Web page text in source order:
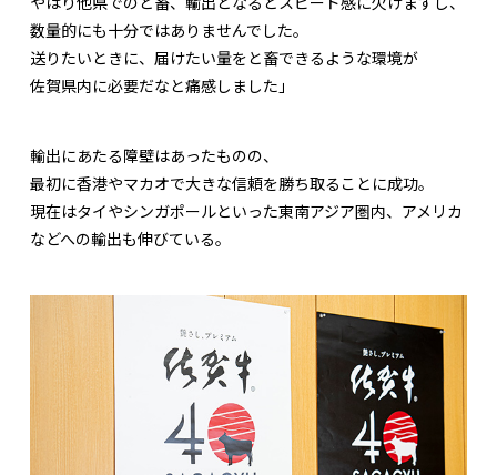
数量的にも十分ではありませんでした。
送りたいときに、届けたい量をと畜できるような環境が
佐賀県内に必要だなと痛感しました」
輸出にあたる障壁はあったものの、
最初に香港やマカオで大きな信頼を勝ち取ることに成功。
現在はタイやシンガポールといった東南アジア圏内、アメリカ
などへの輸出も伸びている。